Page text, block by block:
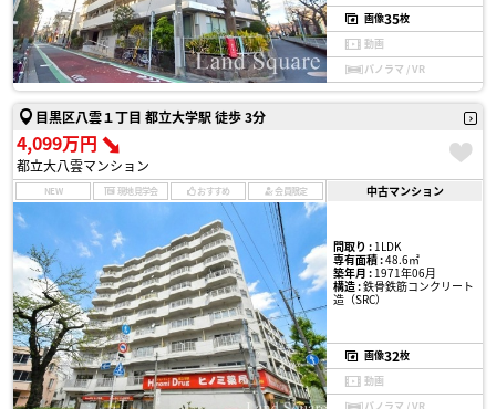
画像35枚
動画
パノラマ / VR
目黒区八雲１丁目 都立大学駅 徒歩 3分
4,099万円
都立大八雲マンション
NEW 現地見学会 おすすめ 会員限定 中古マンション
間取り :1LDK
専有面積 :48.6㎡
築年月 :1971年06月
構造 :鉄骨鉄筋コンクリート
造（SRC）
画像32枚
動画
パノラマ / VR